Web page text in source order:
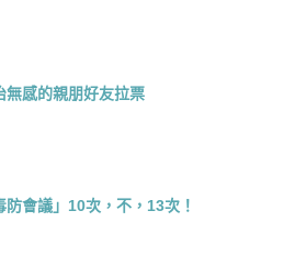
無感的親朋好友拉票
會議」10次，不，13次！